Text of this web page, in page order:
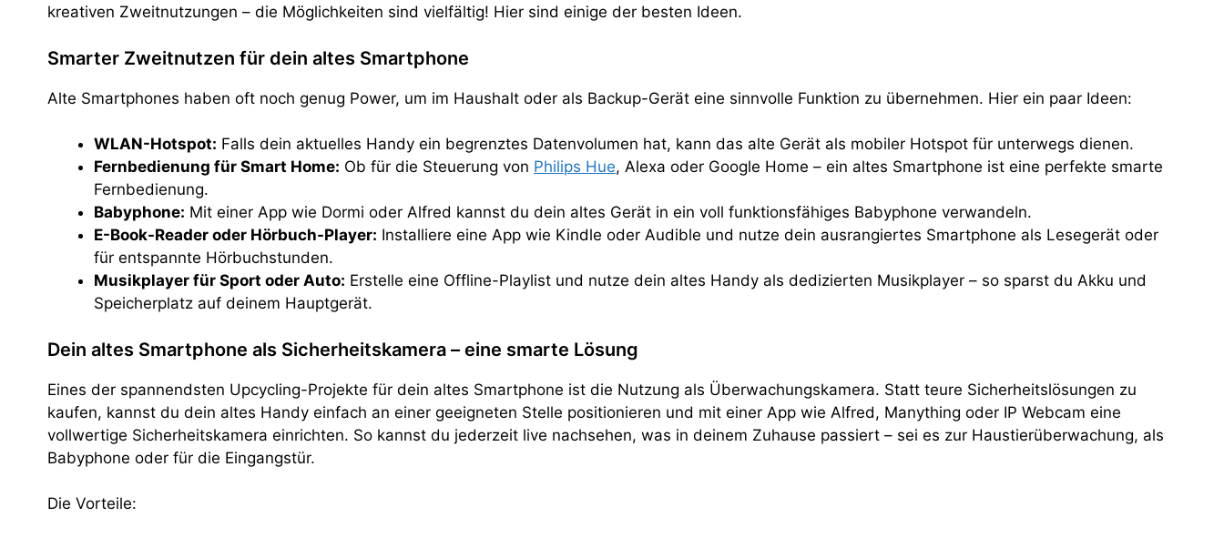
kreativen Zweitnutzungen – die Möglichkeiten sind vielfältig! Hier sind einige der besten Ideen.
Smarter Zweitnutzen für dein altes Smartphone
Alte Smartphones haben oft noch genug Power, um im Haushalt oder als Backup-Gerät eine sinnvolle Funktion zu übernehmen. Hier ein paar Ideen:
WLAN-Hotspot: Falls dein aktuelles Handy ein begrenztes Datenvolumen hat, kann das alte Gerät als mobiler Hotspot für unterwegs dienen.
Fernbedienung für Smart Home: Ob für die Steuerung von Philips Hue, Alexa oder Google Home – ein altes Smartphone ist eine perfekte smarte
Fernbedienung.
Babyphone: Mit einer App wie Dormi oder Alfred kannst du dein altes Gerät in ein voll funktionsfähiges Babyphone verwandeln.
E-Book-Reader oder Hörbuch-Player: Installiere eine App wie Kindle oder Audible und nutze dein ausrangiertes Smartphone als Lesegerät oder
für entspannte Hörbuchstunden.
Musikplayer für Sport oder Auto: Erstelle eine Offline-Playlist und nutze dein altes Handy als dedizierten Musikplayer – so sparst du Akku und
Speicherplatz auf deinem Hauptgerät.
Dein altes Smartphone als Sicherheitskamera – eine smarte Lösung
Eines der spannendsten Upcycling-Projekte für dein altes Smartphone ist die Nutzung als Überwachungskamera. Statt teure Sicherheitslösungen zu
kaufen, kannst du dein altes Handy einfach an einer geeigneten Stelle positionieren und mit einer App wie Alfred, Manything oder IP Webcam eine
vollwertige Sicherheitskamera einrichten. So kannst du jederzeit live nachsehen, was in deinem Zuhause passiert – sei es zur Haustierüberwachung, als
Babyphone oder für die Eingangstür.
Die Vorteile: